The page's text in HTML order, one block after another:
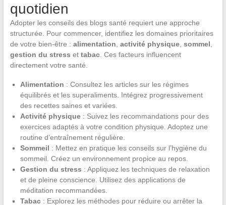
quotidien
Adopter les conseils des blogs santé requiert une approche
structurée. Pour commencer, identifiez les domaines prioritaires
de votre bien-être : alimentation activité physique, sommel
gestion du stress et tabac. Ces facteurs influencent
directement votre santé.
Alimentation : Consultez les articles sur les régimes
équilibrés et les superaliments. Intégrez progressivement
des recettes saines et variées.
Activité physique: Suivez les recommandations pour des
exercices adaptés à votre condition physique. Adoptez une
routine d’entraînement régulière.
Sommeil : Mettez en pratique les conseils sur l’hygiène du
sommeil. Créez un environnement propice au repos.
Gestion du stress : Appliquez les techniques de relaxation
et de pleine conscience. Utilisez des applications de
méditation recommandées.
Tabac: Explorez les méthodes pour réduire ou arrêter la